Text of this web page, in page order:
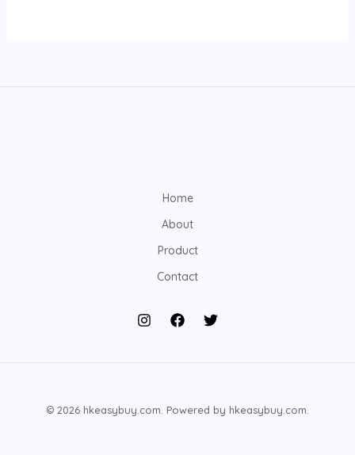
Home
About
Product
Contact
© 2026 hkeasybuy.com. Powered by hkeasybuy.com.